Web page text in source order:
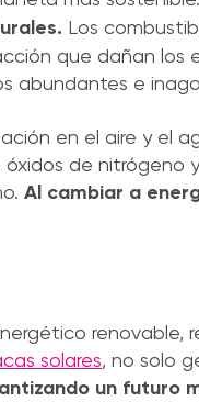
Los
que dañan los
abundantes e
en el aire y el
de nitrógeno
Al cambiar a
renovable,
solares, no solo
un futuro